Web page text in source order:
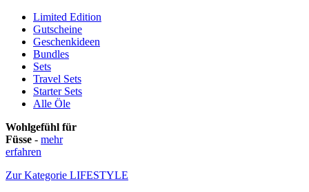
Limited Edition
Gutscheine
Geschenkideen
Bundles
Sets
Travel Sets
Starter Sets
Alle Öle
Wohlgefühl für
Füsse - mehr
erfahren
Zur Kategorie LIFESTYLE